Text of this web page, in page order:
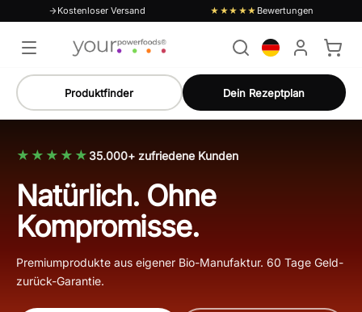
Kostenloser Versand ★★★★★ Bewertungen
Produktfinder Dein Rezeptplan
★★★★★ 35.000+ zufriedene Kunden
Natürlich. Ohne
Kompromisse.
Premiumprodukte aus eigener Bio-Manufaktur. 60 Tage Geld-
zurück-Garantie.